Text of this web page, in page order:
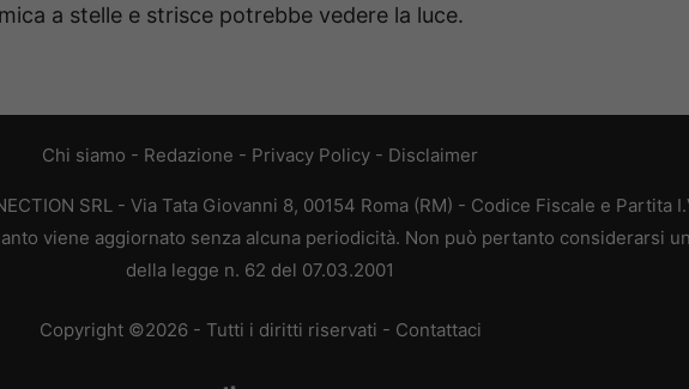
a stelle e strisce potrebbe vedere la luce.
Chi siamo - Redazione - Privacy Policy - Disclaimer
SRL - Via Tata Giovanni 8, 00154 Roma (RM) - Codice Fiscale e Partita
viene aggiornato senza alcuna periodicità. Non può pertanto considerarsi
della legge n. 62 del 07.03.2001
Copyright ©2026 - Tutti i diritti riservati - Contattaci